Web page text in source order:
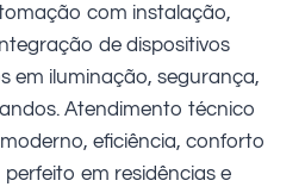
com instalação,
de dispositivos
em iluminação, segurança,
Atendimento técnico
eficiência, conforto
em residências e